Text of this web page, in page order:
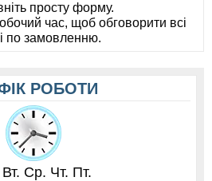
просту форму.
час, щоб обговорити всі
по замовленню.
РОБОТИ
Ср. Чт. Пт.